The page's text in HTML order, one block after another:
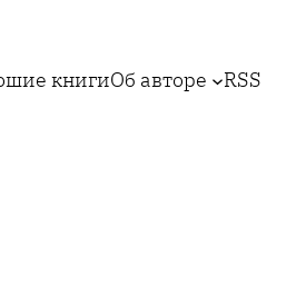
книгиОб авторе RSS